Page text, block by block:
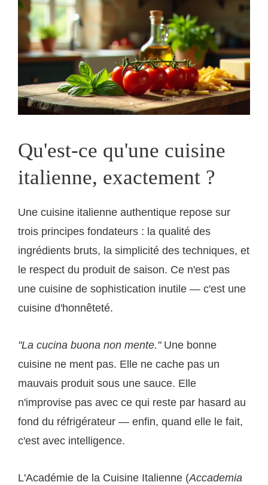
Qu'est-ce qu'une cuisine
italienne, exactement ?
Une cuisine italienne authentique repose sur
trois principes fondateurs : la qualité des
ingrédients bruts, la simplicité des techniques, et
le respect du produit de saison. Ce n'est pas
une cuisine de sophistication inutile — c'est une
cuisine d'honnêteté.
"La cucina buona non mente."Une bonne
cuisine ne ment pas. Elle ne cache pas un
mauvais produit sous une sauce. Elle
n'improvise pas avec ce qui reste par hasard au
fond du réfrigérateur — enfin, quand elle le fait,
c'est avec intelligence.
L'Académie de la Cuisine Italienne (Accademia